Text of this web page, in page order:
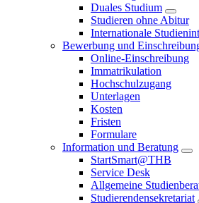
Duales Studium
Studieren ohne Abitur
Internationale
Bewerbung und
Online-Einschreibung
Immatrikulation
Hochschulzugang
Unterlagen
Kosten
Fristen
Formulare
Information und Beratung
StartSmart@THB
Service Desk
Allgemeine
Studierendensekretariat